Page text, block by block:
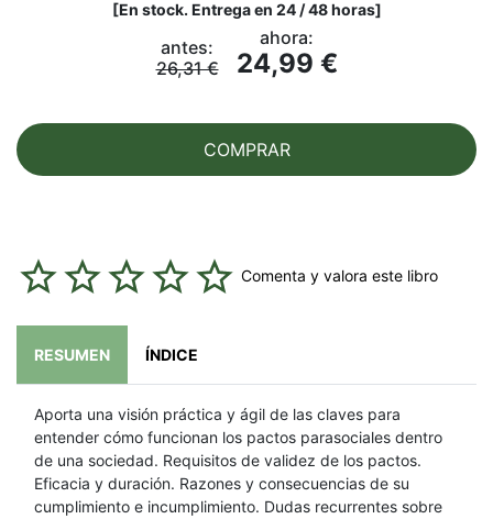
[En stock. Entrega en 24 / 48 horas]
antes:
26,31 €
ahora:
24,99 €
COMPRAR
Comenta y valora este libro
RESUMEN ÍNDICE
Aporta una visión práctica y ágil de las claves para
entender cómo funcionan los pactos parasociales dentro
de una sociedad. Requisitos de validez de los pactos.
Eficacia y duración. Razones y consecuencias de su
cumplimiento e incumplimiento. Dudas recurrentes sobre